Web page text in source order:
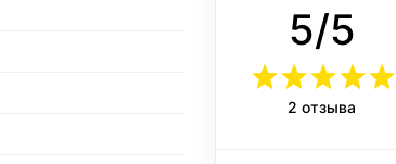
5/5
2 отзыва